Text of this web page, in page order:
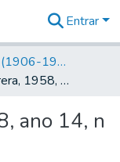
Entrar
Canto Libertário (1906-1995)
Solidaridad Obrera, 1958, ano 14, n 681
ano 14, n